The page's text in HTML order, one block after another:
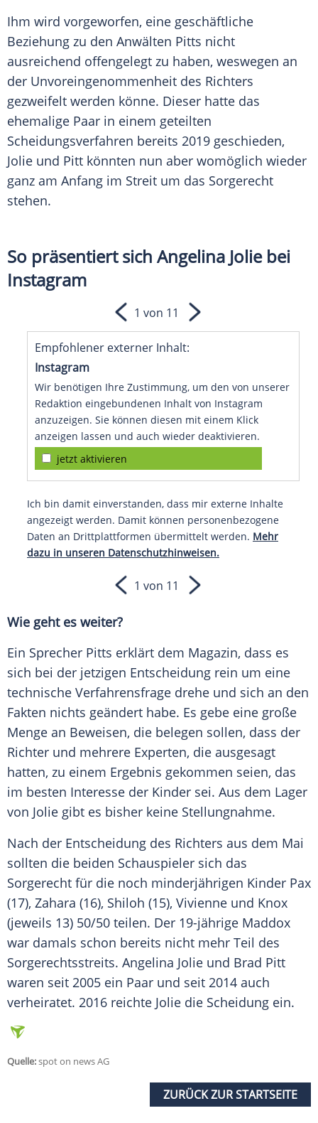
Ihm wird vorgeworfen, eine geschäftliche
Beziehung zu den Anwälten Pitts nicht
ausreichend offengelegt zu haben, weswegen an
der Unvoreingenommenheit des Richters
gezweifelt werden könne. Dieser hatte das
ehemalige Paar in einem geteilten
Scheidungsverfahren bereits 2019 geschieden,
Jolie und Pitt könnten nun aber womöglich wieder
ganz am Anfang im Streit um das Sorgerecht
stehen.
So präsentiert sich Angelina Jolie bei
Instagram
Empfohlener externer Inhalt:
Instagram
Wir benötigen Ihre Zustimmung, um den von unserer
Redaktion eingebundenen Inhalt von Instagram
anzuzeigen. Sie können diesen mit einem Klick
anzeigen lassen und auch wieder deaktivieren.
jetzt aktivieren
Ich bin damit einverstanden, dass mir externe Inhalte
angezeigt werden. Damit können personenbezogene
Daten an Drittplattformen übermittelt werden. Mehr
dazu in unseren Datenschutzhinweisen.
1 von 11
1 von 11
Wie geht es weiter?
Ein Sprecher Pitts erklärt dem Magazin, dass es
sich bei der jetzigen Entscheidung rein um eine
technische Verfahrensfrage drehe und sich an den
Fakten nichts geändert habe. Es gebe eine große
Menge an Beweisen, die belegen sollen, dass der
Richter und mehrere Experten, die ausgesagt
hatten, zu einem Ergebnis gekommen seien, das
im besten Interesse der Kinder sei. Aus dem Lager
von Jolie gibt es bisher keine Stellungnahme.
Nach der Entscheidung des Richters aus dem Mai
sollten die beiden Schauspieler sich das
Sorgerecht für die noch minderjährigen Kinder Pax
(17), Zahara (16), Shiloh (15), Vivienne und Knox
(jeweils 13) 50/50 teilen. Der 19-jährige Maddox
war damals schon bereits nicht mehr Teil des
Sorgerechtsstreits. Angelina Jolie und Brad Pitt
waren seit 2005 ein Paar und seit 2014 auch
verheiratet. 2016 reichte Jolie die Scheidung ein.
Quelle:spot on news AG
ZURÜCK ZUR STARTSEITE